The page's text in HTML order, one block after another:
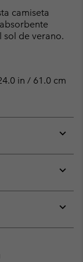
camiseta
sol de verano.
in / 61.0 cm
or
or
or